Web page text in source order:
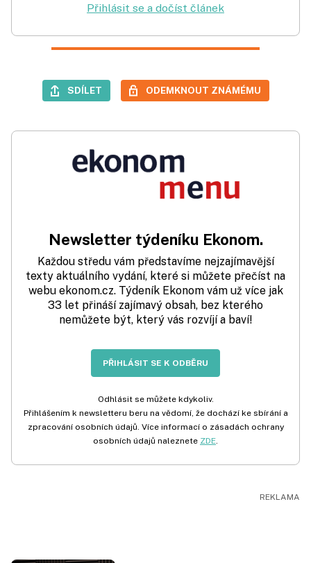
Přihlásit se a dočíst článek
SDÍLET ODEMKNOUT ZNÁMÉMU
Newsletter týdeníku Ekonom.
Každou středu vám představíme nejzajímavější
texty aktuálního vydání, které si můžete přečíst na
webu ekonom.cz. Týdeník Ekonom vám už více jak
33 let přináší zajímavý obsah, bez kterého
nemůžete být, který vás rozvíjí a baví!
PŘIHLÁSIT SE K ODBĚRU
Odhlásit se můžete kdykoliv.
Přihlášením k newsletteru beru na vědomí, že dochází ke sbírání a
zpracování osobních údajů. Více informací o zásadách ochrany
osobních údajů naleznete ZDE.